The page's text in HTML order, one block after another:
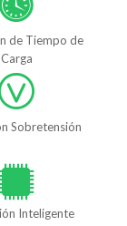
de Tiempo de
Carga
Sobretensión
Inteligente